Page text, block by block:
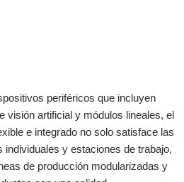
periféricos que incluyen
visión artificial y módulos lineales, el
e integrado no solo satisface las
y estaciones de trabajo,
de producción modularizadas y